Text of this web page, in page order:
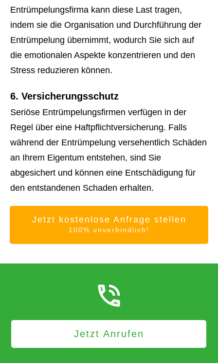
Entrümpelungsfirma kann diese Last tragen,
indem sie die Organisation und Durchführung der
Entrümpelung übernimmt, wodurch Sie sich auf
die emotionalen Aspekte konzentrieren und den
Stress reduzieren können.
6. Versicherungsschutz
Seriöse Entrümpelungsfirmen verfügen in der
Regel über eine Haftpflichtversicherung. Falls
während der Entrümpelung versehentlich Schäden
an Ihrem Eigentum entstehen, sind Sie
abgesichert und können eine Entschädigung für
den entstandenen Schaden erhalten.
Jetzt kostenlose Anfrage stellen
100% unverbindlich!
Jetzt Anrufen